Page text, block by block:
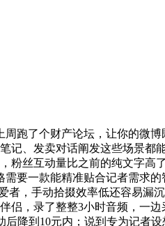
跑了个财产论坛，让你的微博
记、发卖对话阐发这些场景都
丝互动量比之前的纯文字高
要一款能精准贴合记者需求
者，手动拾掇效率低还容易漏
侣，录了整整3小时音频，一
降到10元内；说到专为记者